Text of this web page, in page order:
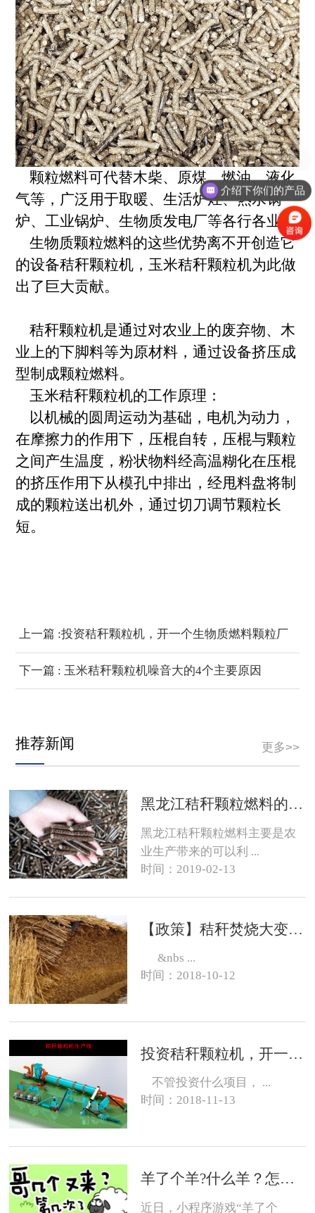
颗粒燃料可代替木柴、原煤、燃油、液化
气等，广泛用于取暖、生活炉灶、热水锅
炉、工业锅炉、生物质发电厂等各行各业。
生物质颗粒燃料的这些优势离不开创造它
的设备秸秆颗粒机，玉米秸秆颗粒机为此做
出了巨大贡献。
秸秆颗粒机是通过对农业上的废弃物、木
业上的下脚料等为原材料，通过设备挤压成
型制成颗粒燃料。
玉米秸秆颗粒机的工作原理：
以机械的圆周运动为基础，电机为动力，
在摩擦力的作用下，压棍自转，压棍与颗粒
之间产生温度，粉状物料经高温糊化在压棍
的挤压作用下从模孔中排出，经甩料盘将制
成的颗粒送出机外，通过切刀调节颗粒长
短。
上一篇 :投资秸秆颗粒机，开一个生物质燃料颗粒厂
大约需要投资多少钱？
下一篇 : 玉米秸秆颗粒机噪音大的4个主要原因
更多>>
推荐新闻
黑龙江秸秆颗粒燃料的销路在哪？
黑龙江秸秆颗粒燃料主要是农
业生产带来的可以利 ...
时间：2019-02-13
【政策】秸秆焚烧大变化，有的地方可以烧了
&nbs ...
时间：2018-10-12
投资秸秆颗粒机，开一个生物质燃料颗粒厂大约需要投资多少钱？
不管投资什么项目， ...
时间：2018-11-13
羊了个羊?什么羊？怎么养？
近日，小程序游戏“羊了个
介绍下你们的产品